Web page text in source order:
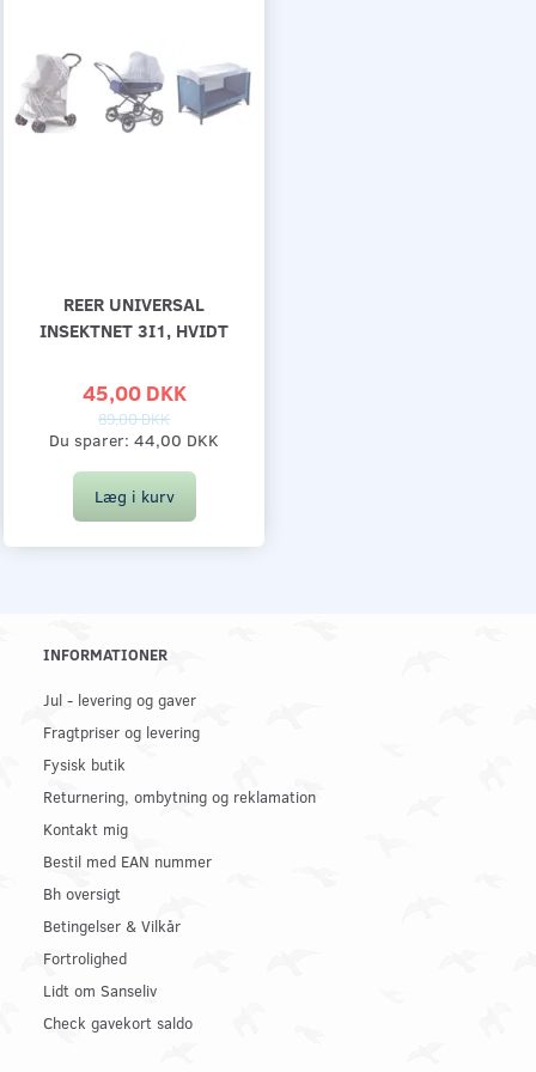
REER UNIVERSAL
INSEKTNET 3I1, HVIDT
45,00 DKK
89,00 DKK
Du sparer: 44,00 DKK
Læg i kurv
INFORMATIONER
Jul - levering og gaver
Fragtpriser og levering
Fysisk butik
Returnering, ombytning og reklamation
Kontakt mig
Bestil med EAN nummer
Bh oversigt
Betingelser & Vilkår
Fortrolighed
Lidt om Sanseliv
Check gavekort saldo